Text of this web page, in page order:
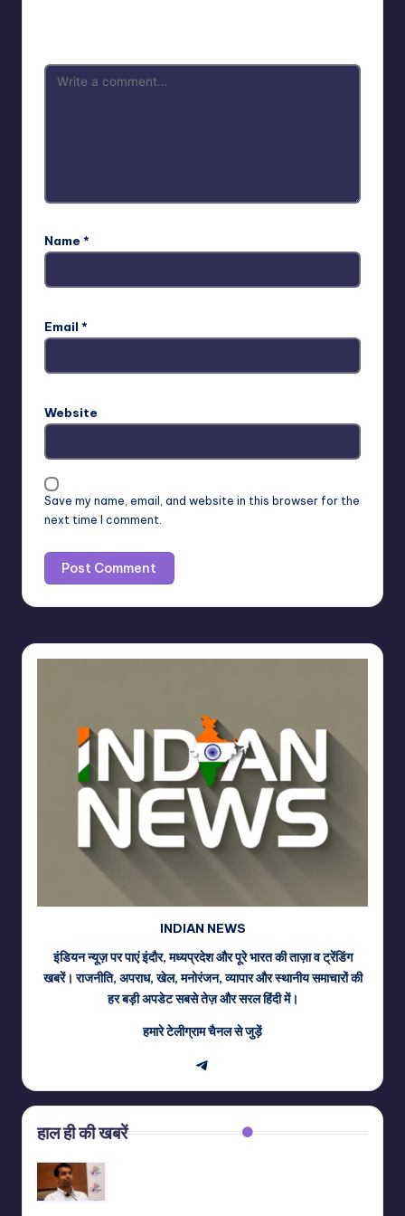
Name *
Email *
Website
Save my name, email, and website in this browser for the
next time I comment.
INDIAN NEWS
इंडियन न्यूज़ पर पाएं इंदौर, मध्यप्रदेश और पूरे भारत की ताज़ा व ट्रेंडिंग
खबरें। राजनीति, अपराध, खेल, मनोरंजन, व्यापार और स्थानीय समाचारों की
हर बड़ी अपडेट सबसे तेज़ और सरल हिंदी में।
हमारे टेलीग्राम चैनल से जुड़ें
Telegram
हाल ही की खबरें